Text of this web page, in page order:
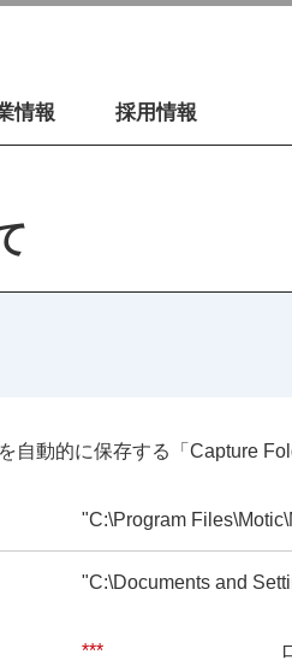
情報 採用情報
自動的に保存する「Capture
"C:\Program
"C:\Documents and
***